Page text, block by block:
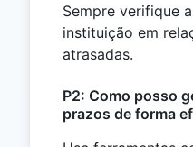
Sempre verifique
instituição em
atrasadas.
P2: Como posso
prazos de forma